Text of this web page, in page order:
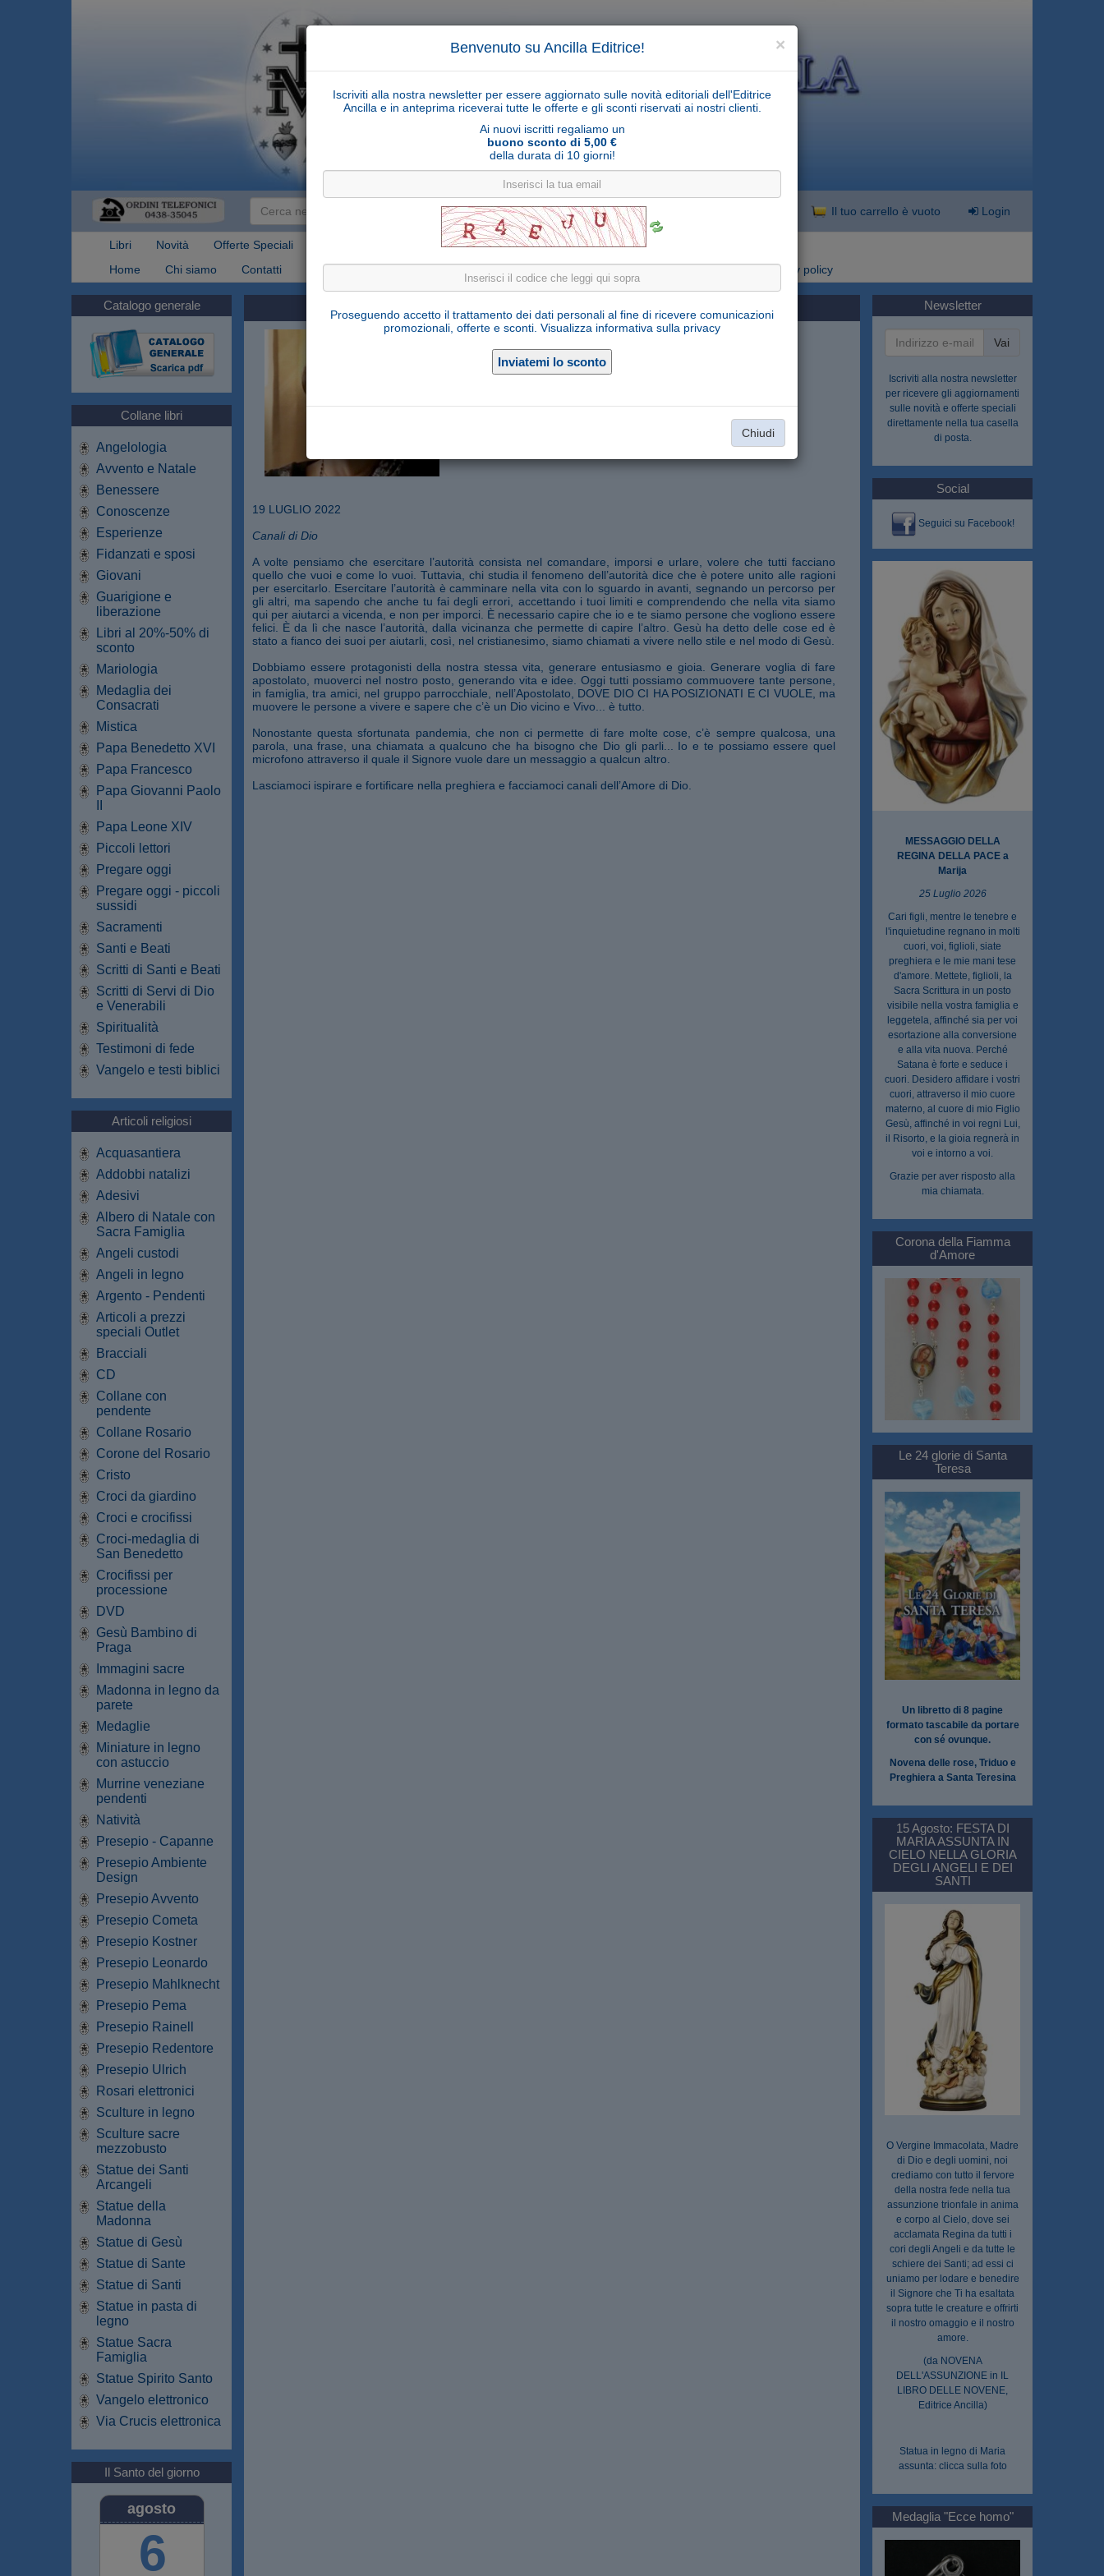
×
Benvenuto su Ancilla Editrice!
Iscriviti alla nostra newsletter per essere aggiornato sulle novità editoriali dell'Editrice
Ancilla e in anteprima riceverai tutte le offerte e gli sconti riservati ai nostri clienti.
Ai nuovi iscritti regaliamo un
buono sconto di 5,00 €
della durata di 10 giorni!
Proseguendo accetto il trattamento dei dati personali al fine di ricevere comunicazioni
promozionali, offerte e sconti. Visualizza informativa sulla privacy
Chiudi
Cerca Il tuo carrello è vuoto Login
Libri Novità Offerte Speciali Collane libri
Articoli religiosi
Home
Chi siamo Contatti Spedizioni Privacy policy
Catalogo generale
Collane libri
Angelologia
Avvento e Natale
Benessere
Conoscenze
Esperienze
Fidanzati e sposi
Giovani
Guarigione e
liberazione
Libri al 20%-50% di
sconto
Mariologia
Medaglia dei
Consacrati
Mistica
Papa Benedetto XVI
Papa Francesco
Papa Giovanni Paolo
Papa Leone XIV
Piccoli lettori
Pregare oggi
Pregare oggi - piccoli
sussidi
Sacramenti
Santi e Beati
Scritti di Santi e Beati
Scritti di Servi di Dio
e Venerabili
Spiritualità
Testimoni di fede
Vangelo e testi biblici
Articoli religiosi
Acquasantiera
Addobbi natalizi
Adesivi
Albero di Natale con
Sacra Famiglia
Angeli custodi
Angeli in legno
Argento - Pendenti
Articoli a prezzi
speciali Outlet
Bracciali
CD
Collane con
pendente
Collane Rosario
Corone del Rosario
Cristo
Croci da giardino
Croci e crocifissi
Croci-medaglia di
San Benedetto
Crocifissi per
processione
DVD
Gesù Bambino di
Praga
Immagini sacre
Madonna in legno da
parete
Medaglie
Miniature in legno
con astuccio
Murrine veneziane
pendenti
Natività
Presepio - Capanne
Presepio Ambiente
Design
Presepio Avvento
Presepio Cometa
Presepio Kostner
Presepio Leonardo
Presepio Mahlknecht
Presepio Pema
Presepio Rainell
Presepio Redentore
Presepio Ulrich
Rosari elettronici
Sculture in legno
Sculture sacre
mezzobusto
Statue dei Santi
Arcangeli
Statue della
Madonna
Statue di Gesù
Statue di Sante
Statue di Santi
Statue in pasta di
legno
Statue Sacra
Famiglia
Statue Spirito Santo
Vangelo elettronico
Via Crucis elettronica
Il Santo del giorno
agosto
6
19 luglio 2022: SEMI PER L'ANIMA
diCatalina Rivas
19 LUGLIO 2022
Canali di Dio
A volte pensiamo che esercitare l’autorità consista nel comandare, imporsi e urlare, volere che tutti facciano
quello che vuoi e come lo vuoi. Tuttavia, chi studia il fenomeno dell’autorità dice che è potere unito alle ragioni
per esercitarlo. Esercitare l’autorità è camminare nella vita con lo sguardo in avanti, segnando un percorso per
gli altri, ma sapendo che anche tu fai degli errori, accettando i tuoi limiti e comprendendo che nella vita siamo
qui per aiutarci a vicenda, e non per imporci. È necessario capire che io e te siamo persone che vogliono essere
felici. È da lì che nasce l’autorità, dalla vicinanza che permette di capire l’altro. Gesù ha detto delle cose ed è
stato a fianco dei suoi per aiutarli, così, nel cristianesimo, siamo chiamati a vivere nello stile e nel modo di Gesù.
Dobbiamo essere protagonisti della nostra stessa vita, generare entusiasmo e gioia. Generare voglia di fare
apostolato, muoverci nel nostro posto, generando vita e idee. Oggi tutti possiamo commuovere tante persone,
in famiglia, tra amici, nel gruppo parrocchiale, nell’Apostolato, DOVE DIO CI HA POSIZIONATI E CI VUOLE, ma
muovere le persone a vivere e sapere che c’è un Dio vicino e Vivo... è tutto.
Nonostante questa sfortunata pandemia, che non ci permette di fare molte cose, c’è sempre qualcosa, una
parola, una frase, una chiamata a qualcuno che ha bisogno che Dio gli parli... Io e te possiamo essere quel
microfono attraverso il quale il Signore vuole dare un messaggio a qualcun altro.
Lasciamoci ispirare e fortificare nella preghiera e facciamoci canali dell’Amore di Dio.
Newsletter
Vai
Iscriviti alla nostra newsletter
per ricevere gli aggiornamenti
sulle novità e offerte speciali
direttamente nella tua casella
di posta.
Social
Seguici su Facebook!
MESSAGGIO DELLA
REGINA DELLA PACE a
Marija
25 Luglio 2026
Cari figli, mentre le tenebre e
l'inquietudine regnano in molti
cuori, voi, figlioli, siate
preghiera e le mie mani tese
d'amore. Mettete, figlioli, la
Sacra Scrittura in un posto
visibile nella vostra famiglia e
leggetela, affinché sia per voi
esortazione alla conversione
e alla vita nuova. Perché
Satana è forte e seduce i
cuori. Desidero affidare i vostri
cuori, attraverso il mio cuore
materno, al cuore di mio Figlio
Gesù, affinché in voi regni Lui,
il Risorto, e la gioia regnerà in
voi e intorno a voi.
Grazie per aver risposto alla
mia chiamata.
Corona della Fiamma
d'Amore
Le 24 glorie di Santa
Teresa
Un libretto di 8 pagine
formato tascabile da portare
con sé ovunque.
Novena delle rose, Triduo e
Preghiera a Santa Teresina
15 Agosto: FESTA DI
MARIA ASSUNTA IN
CIELO NELLA GLORIA
DEGLI ANGELI E DEI
SANTI
O Vergine Immacolata, Madre
di Dio e degli uomini, noi
crediamo con tutto il fervore
della nostra fede nella tua
assunzione trionfale in anima
e corpo al Cielo, dove sei
acclamata Regina da tutti i
cori degli Angeli e da tutte le
schiere dei Santi; ad essi ci
uniamo per lodare e benedire
il Signore che Ti ha esaltata
sopra tutte le creature e offrirti
il nostro omaggio e il nostro
amore.
(da NOVENA
DELL'ASSUNZIONE in IL
LIBRO DELLE NOVENE,
Editrice Ancilla)
Statua in legno di Maria
assunta: clicca sulla foto
Medaglia "Ecce homo"